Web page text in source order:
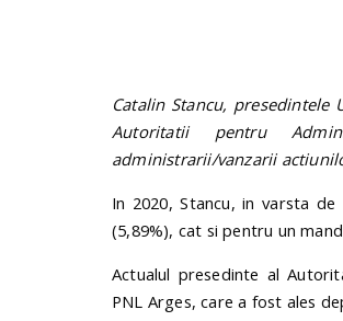
Catalin Stancu,
Autoritatii pentru
administrarii/vanzarii
In 2020, Stancu, in varsta
(5,89%), cat si pentru un
Actualul presedinte al
PNL Arges, care a fost ales